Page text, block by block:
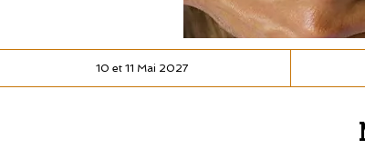
10 et 11 Mai 2027